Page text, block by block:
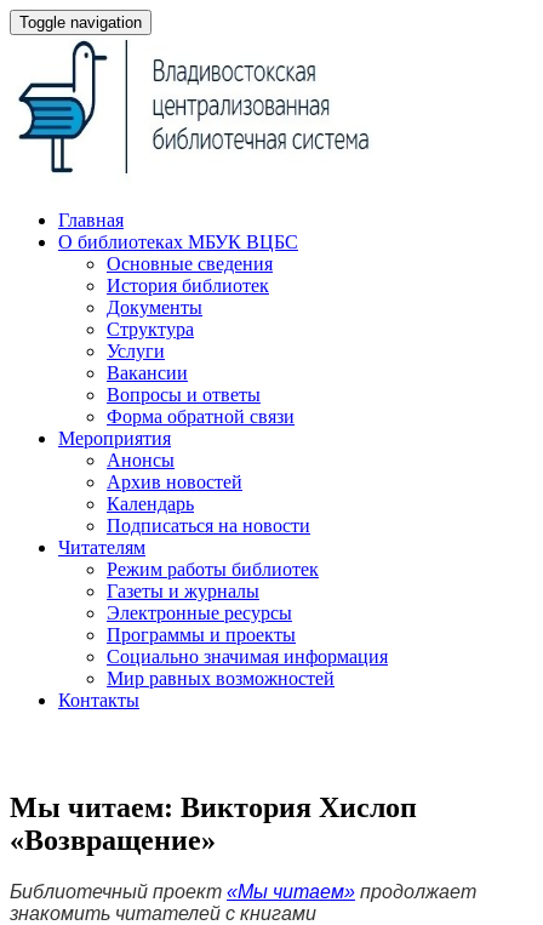
Toggle navigation
Главная
О библиотеках МБУК ВЦБС
Основные сведения
История библиотек
Документы
Структура
Услуги
Вакансии
Вопросы и ответы
Форма обратной связи
Мероприятия
Анонсы
Архив новостей
Календарь
Подписаться на новости
Читателям
Режим работы библиотек
Газеты и журналы
Электронные ресурсы
Программы и проекты
Социально значимая информация
Мир равных возможностей
Контакты
Мы читаем: Виктория Хислоп
«Возвращение»
Библиотечный проект «Мы читаем» продолжает
знакомить читателей с книгами